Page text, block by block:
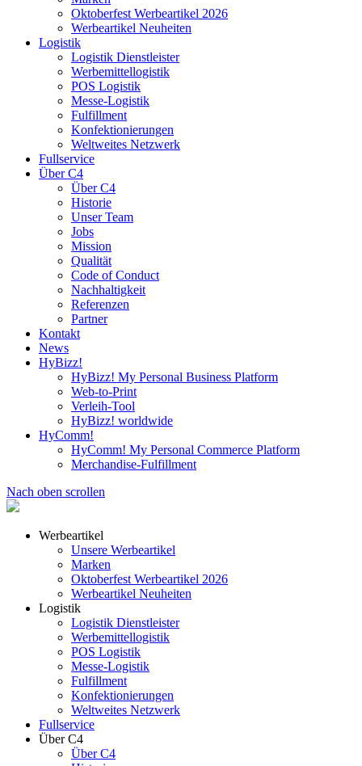
Oktoberfest Werbeartikel 2026
Werbeartikel Neuheiten
Logistik
Logistik Dienstleister
Werbemittellogistik
POS Logistik
Messe-Logistik
Fulfillment
Konfektionierungen
Weltweites Netzwerk
Fullservice
Über C4
Über C4
Historie
Unser Team
Jobs
Mission
Qualität
Code of Conduct
Nachhaltigkeit
Referenzen
Partner
Kontakt
News
HyBizz!
HyBizz! My Personal Business Platform
Web-to-Print
Verleih-Tool
HyBizz! worldwide
HyComm!
HyComm! My Personal Commerce Platform
Merchandise-Fulfillment
Nach oben scrollen
Werbeartikel
Unsere Werbeartikel
Marken
Oktoberfest Werbeartikel 2026
Werbeartikel Neuheiten
Logistik
Logistik Dienstleister
Werbemittellogistik
POS Logistik
Messe-Logistik
Fulfillment
Konfektionierungen
Weltweites Netzwerk
Fullservice
Über C4
Über C4